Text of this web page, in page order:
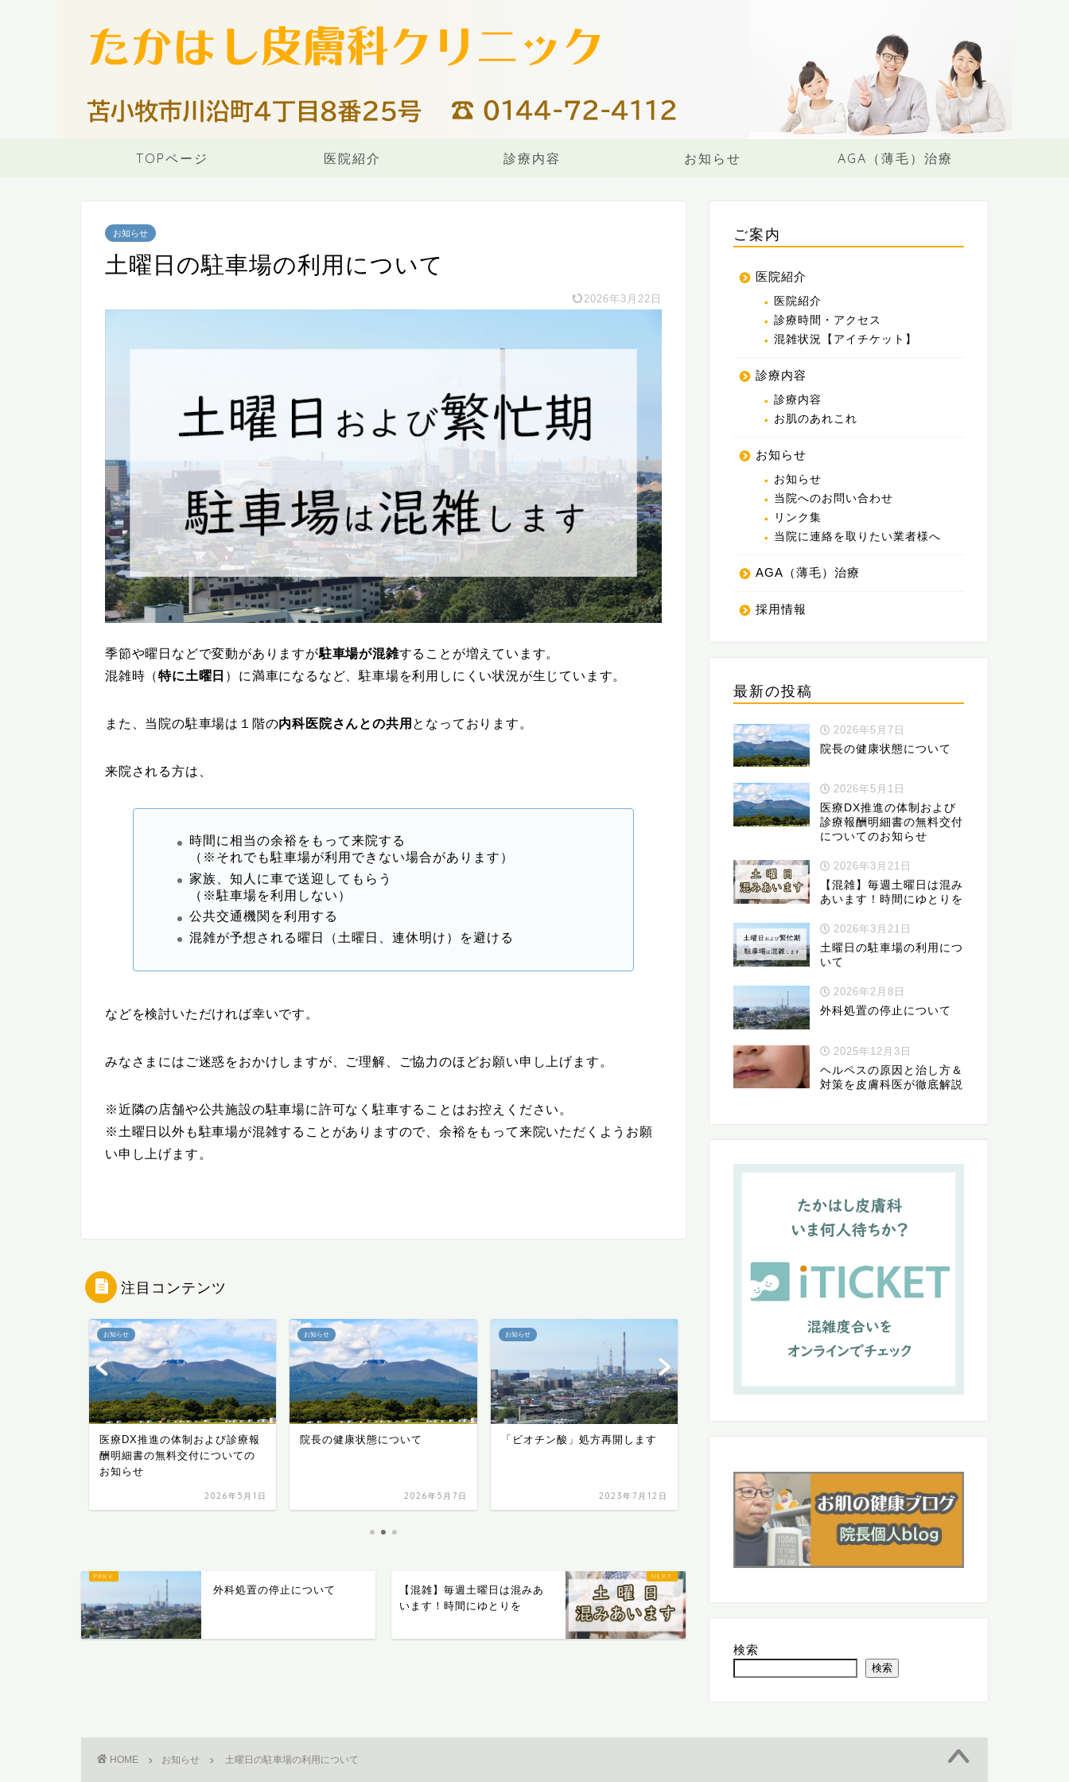
TOPページ 医院紹介 診療内容 お知らせ AGA（薄毛）治療
お知らせ
土曜日の駐車場の利用について
2026年3月22日
季節や曜日などで変動がありますが駐車場が混雑することが増えています。
混雑時（特に土曜日 ）に満車になるなど、駐車場を利用しにくい状況が生じています。
また、当院の駐車場は１階の内科医院さんとの共用 となっております。
来院される方は、
時間に相当の余裕をもって来院する
（※それでも駐車場が利用できない場合があります）
家族、知人に車で送迎してもらう
（※駐車場を利用しない）
公共交通機関を利用する
混雑が予想される曜日（土曜日、連休明け）を避ける
などを検討いただければ幸いです。
みなさまにはご迷惑をおかけしますが、ご理解、ご協力のほどお願い申し上げます。
※近隣の店舗や公共施設の駐車場に許可なく駐車することはお控えください。
※土曜日以外も駐車場が混雑することがありますので、余裕をもって来院いただくようお願
い申し上げます。
注目コンテンツ
お知らせ
医療DX推進の体制および診療報
酬明細書の無料交付についての
お知らせ
2026年5月1日
お知らせ
院長の健康状態について
2026年5月7日
お知らせ
「ビオチン酸」処方再開します
2023年7月12日
お知らせ
2026年5月1日
外科処置の停止について
【混雑】毎週土曜日は混みあ
います！時間にゆとりを
ご案内
医院紹介
医院紹介
診療時間・アクセス
混雑状況【アイチケット】
診療内容
診療内容
お肌のあれこれ
お知らせ
お知らせ
当院へのお問い合わせ
リンク集
当院に連絡を取りたい業者様へ
AGA（薄毛）治療
採用情報
最新の投稿
2026年5月7日
院長の健康状態について
2026年5月1日
医療DX推進の体制および
診療報酬明細書の無料交付
についてのお知らせ
2026年3月21日
【混雑】毎週土曜日は混み
あいます！時間にゆとりを
2026年3月21日
土曜日の駐車場の利用につ
いて
2026年2月8日
外科処置の停止について
2025年12月3日
ヘルペスの原因と治し方＆
対策を皮膚科医が徹底解説
検索
検索
HOME お知らせ 土曜日の駐車場の利用について